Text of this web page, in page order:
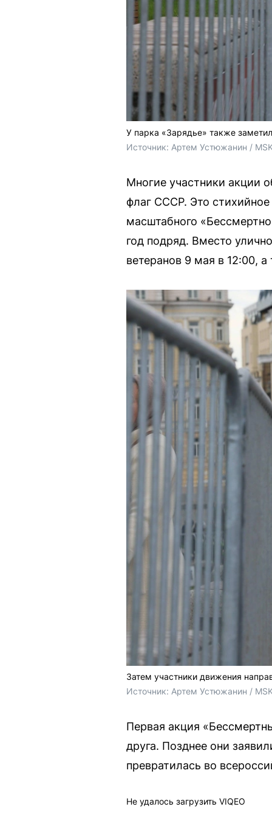
У парка «Зарядье» также
Источник: Артем Устюжанин /
Многие участники акции
флаг СССР. Это
масштабного
год подряд. Вместо
ветеранов 9 мая в 12:00,
Затем участники движения
Источник: Артем Устюжанин /
Первая акция
друга. Позднее они
превратилась во
Не удалось загрузить VIQEO